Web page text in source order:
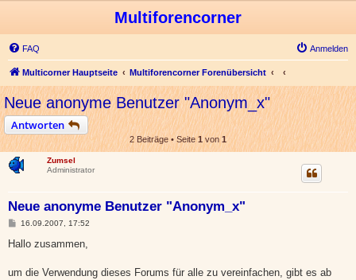
Multiforencorner
FAQ Anmelden
Multicorner Hauptseite Multiforencorner Forenübersicht
Neue anonyme Benutzer "Anonym_x"
Antworten
2 Beiträge • Seite1von1
Zumsel
Administrator
Neue anonyme Benutzer "Anonym_x"
B
i
a
16.09.2007, 17:52
Hallo zusammen,
um die Verwendung dieses Forums für alle zu vereinfachen, gibt es ab